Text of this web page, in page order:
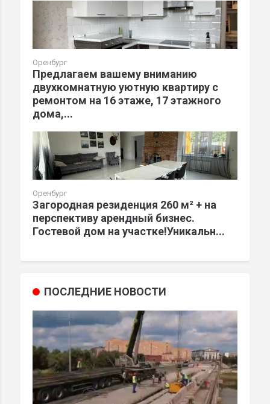
Оренбург
Предлагаем вашему вниманию
двухкомнатную уютную квартиру с
ремонтом на 16 этаже, 17 этажного
дома,...
Оренбург
Загородная резиденция 260 м² + на
перспективу арендный бизнес.
Гостевой дом на участке!Уникальн...
ПОСЛЕДНИЕ НОВОСТИ